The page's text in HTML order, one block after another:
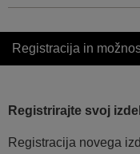
Registracija in
Registrirajte svoj
Registracija novega